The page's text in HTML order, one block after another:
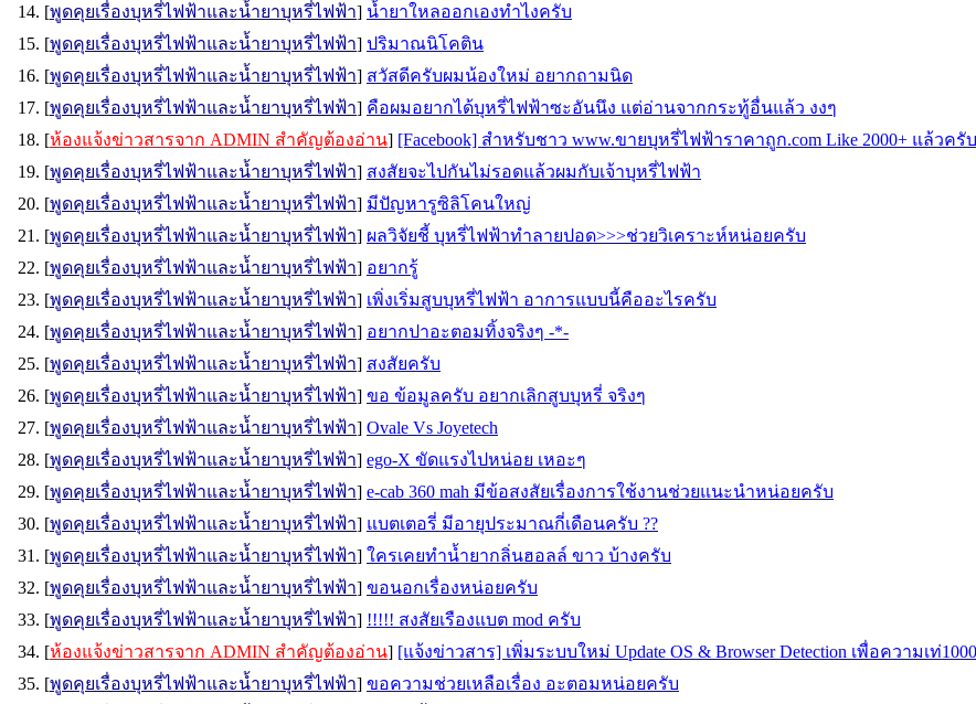
14. [พูดคุยเรื่องบุหรี่ไฟฟ้าและน้ำยาบุหรี่ไฟฟ้า] น้ำยาใหลออกเองทำไงครับ
15. [พูดคุยเรื่องบุหรี่ไฟฟ้าและน้ำยาบุหรี่ไฟฟ้า] ปริมาณนิโคติน
16. [พูดคุยเรื่องบุหรี่ไฟฟ้าและน้ำยาบุหรี่ไฟฟ้า] สวัสดีครับผมน้องใหม่ อยากถามนิด
17. [พูดคุยเรื่องบุหรี่ไฟฟ้าและน้ำยาบุหรี่ไฟฟ้า] คือผมอยากได้บุหรี่ไฟฟ้าซะอันนึง แต่อ่านจากกระทู้อื่นแล้ว งงๆ
18. [ห้องแจ้งข่าวสารจาก ADMIN สำคัญต้องอ่าน] [Facebook] สำหรับชาว www.ขายบุหรี่ไฟฟ้าราคาถูก.com Like 2000+ แล้วค
19. [พูดคุยเรื่องบุหรี่ไฟฟ้าและน้ำยาบุหรี่ไฟฟ้า] สงสัยจะไปกันไม่รอดแล้วผมกับเจ้าบุหรี่ไฟฟ้า
20. [พูดคุยเรื่องบุหรี่ไฟฟ้าและน้ำยาบุหรี่ไฟฟ้า] มีปัญหารูซิลิโคนใหญ่
21. [พูดคุยเรื่องบุหรี่ไฟฟ้าและน้ำยาบุหรี่ไฟฟ้า] ผลวิจัยชี้ บุหรี่ไฟฟ้าทำลายปอด>>>ช่วยวิเคราะห์หน่อยครับ
22. [พูดคุยเรื่องบุหรี่ไฟฟ้าและน้ำยาบุหรี่ไฟฟ้า] อยากรู้
23. [พูดคุยเรื่องบุหรี่ไฟฟ้าและน้ำยาบุหรี่ไฟฟ้า] เพิ่งเริ่มสูบบุหรี่ไฟฟ้า อาการแบบนี้คืออะไรครับ
24. [พูดคุยเรื่องบุหรี่ไฟฟ้าและน้ำยาบุหรี่ไฟฟ้า] อยากปาอะตอมทิ้งจริงๆ -*-
25. [พูดคุยเรื่องบุหรี่ไฟฟ้าและน้ำยาบุหรี่ไฟฟ้า] สงสัยครับ
26. [พูดคุยเรื่องบุหรี่ไฟฟ้าและน้ำยาบุหรี่ไฟฟ้า] ขอ ข้อมูลครับ อยากเลิกสูบบุหรี่ จริงๆ
27. [พูดคุยเรื่องบุหรี่ไฟฟ้าและน้ำยาบุหรี่ไฟฟ้า] Ovale Vs Joyetech
28. [พูดคุยเรื่องบุหรี่ไฟฟ้าและน้ำยาบุหรี่ไฟฟ้า] ego-X ขัดแรงไปหน่อย เหอะๆ
29. [พูดคุยเรื่องบุหรี่ไฟฟ้าและน้ำยาบุหรี่ไฟฟ้า] e-cab 360 mah มีข้อสงสัยเรื่องการใช้งานช่วยแนะนำหน่อยครับ
30. [พูดคุยเรื่องบุหรี่ไฟฟ้าและน้ำยาบุหรี่ไฟฟ้า] แบตเตอรี่ มีอายุประมาณกี่เดือนครับ ??
31. [พูดคุยเรื่องบุหรี่ไฟฟ้าและน้ำยาบุหรี่ไฟฟ้า] ใครเคยทำนํ้ายากลิ่นฮอลล์ ขาว บ้างครับ
32. [พูดคุยเรื่องบุหรี่ไฟฟ้าและน้ำยาบุหรี่ไฟฟ้า] ขอนอกเรื่องหน่อยครับ
33. [พูดคุยเรื่องบุหรี่ไฟฟ้าและน้ำยาบุหรี่ไฟฟ้า] !!!!! สงสัยเรืองแบต mod ครับ
34. [ห้องแจ้งข่าวสารจาก ADMIN สำคัญต้องอ่าน] [แจ้งข่าวสาร] เพิ่มระบบใหม่ Update OS & Browser Detection เพื่อความเท่
35. [พูดคุยเรื่องบุหรี่ไฟฟ้าและน้ำยาบุหรี่ไฟฟ้า] ขอความช่วยเหลือเรื่อง อะตอมหน่อยครับ